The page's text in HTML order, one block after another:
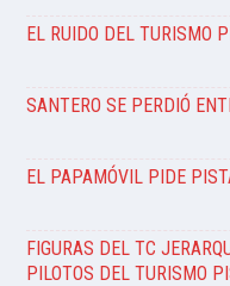
EL RUIDO DEL TURISMO
SANTERO SE PERDIÓ
EL PAPAMÓVIL PIDE
FIGURAS DEL TC
PILOTOS DEL TURISMO